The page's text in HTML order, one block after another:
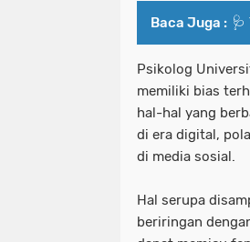
Baca Juga :
Psikolog
memiliki bias
hal-hal yang
di era digital,
di media sosial.
Hal serupa
beriringan